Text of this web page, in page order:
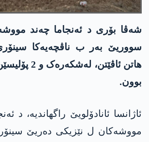
شەڤا بۆری د ئەنجاما چەند
سووریێ بەر ب ناڤچەیەکا
ھاتن ئاڤێتن،
بوون.
ئاژانسا ئانادۆلویێ راگھاندیە، د
مووشەکان ل نێزیکی دەریێ